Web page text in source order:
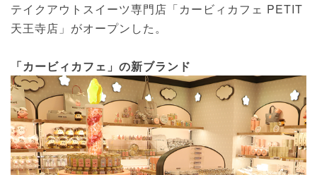
テイクアウトスイーツ専門店「カービィカフェ PETIT
天王寺店」がオープンした。
「カービィカフェ」の新ブランド